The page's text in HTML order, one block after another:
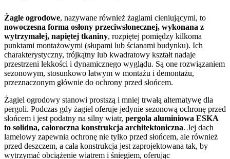
Żagle ogrodowe, nazywane również żaglami cieniującymi, to
nowoczesna forma osłony przeciwsłonecznej, wykonana z
wytrzymałej, napiętej tkaniny, rozpiętej pomiędzy kilkoma
punktami montażowymi (słupami lub ścianami budynku). Ich
charakterystyczny, trójkątny lub kwadratowy kształt nadaje
przestrzeni lekkości i dynamicznego wyglądu. Są one rozwiązaniem
sezonowym, stosunkowo łatwym w montażu i demontażu,
przeznaczonym głównie do ochrony przed słońcem.
Żagiel ogrodowy stanowi prostszą i mniej trwałą alternatywę dla
pergoli. Podczas gdy żagiel oferuje jedynie sezonową ochronę przed
słońcem i jest podatny na silny wiatr, pergola aluminiowa ESKA
to solidna, całoroczna konstrukcja architektoniczna. Jej dach
lamelowy zapewnia ochronę nie tylko przed słońcem, ale również
przed deszczem, a cała konstrukcja jest zaprojektowana tak, by
wytrzymać obciążenie wiatrem i śniegiem, oferując